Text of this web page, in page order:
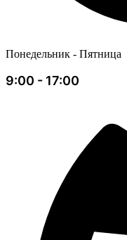
Понедельник - Пятница
9:00 - 17:00